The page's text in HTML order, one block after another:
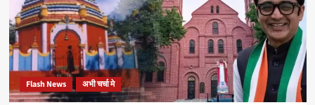
जांच
हो
:
शैलेंद्र
सिंह
Flash News अभी चर्चा मे